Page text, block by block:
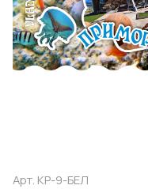
Арт. КР-9-БЕЛ